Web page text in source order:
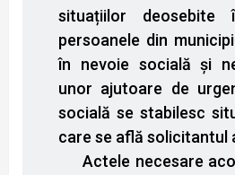
situațiilor
persoanele din
în nevoie socială și
unor ajutoare de
socială se stabilesc
care se află solicitantul
Actele necesare